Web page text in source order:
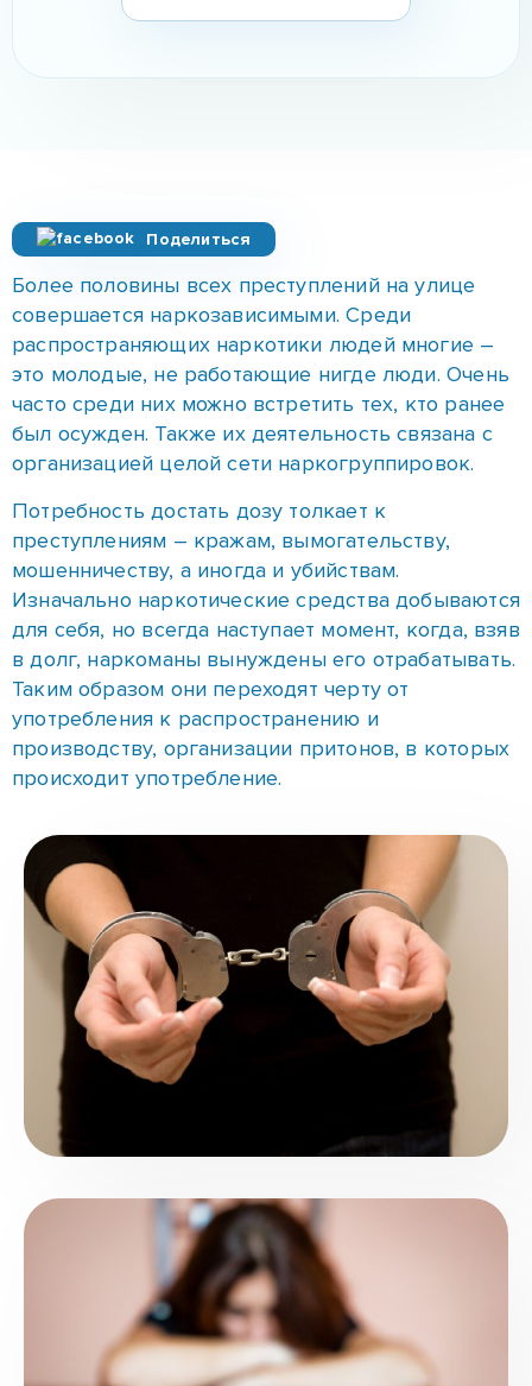
Поделиться
Более половины всех преступлений на улице
совершается наркозависимыми. Среди
распространяющих наркотики людей многие –
это молодые, не работающие нигде люди. Очень
часто среди них можно встретить тех, кто ранее
был осужден. Также их деятельность связана с
организацией целой сети наркогруппировок.
Потребность достать дозу толкает к
преступлениям – кражам, вымогательству,
мошенничеству, а иногда и убийствам.
Изначально наркотические средства добываются
для себя, но всегда наступает момент, когда, взяв
в долг, наркоманы вынуждены его отрабатывать.
Таким образом они переходят черту от
употребления к распространению и
производству, организации притонов, в которых
происходит употребление.